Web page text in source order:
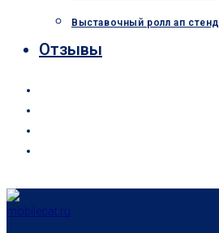
Выставочный ролл ап стенд
Отзывы